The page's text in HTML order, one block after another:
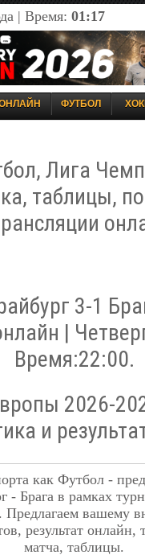
| Время: 01:17
ФУТБОЛ
Лига
таблицы,
3-1
|
Время:22:00.
2026-
и
как Футбол -
- Брага в рамках
Предлагаем
результат
матча, таблицы.